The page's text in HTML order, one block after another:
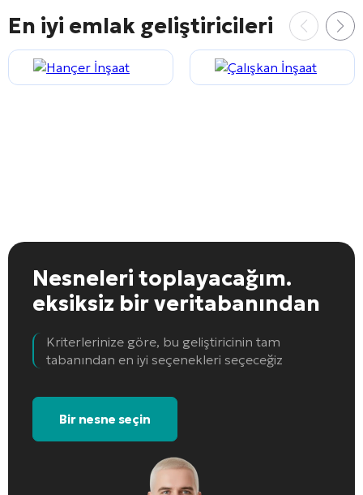
En iyi emlak geliştiricileri
Nesneleri toplayacağım.
eksiksiz bir veritabanından
Kriterlerinize göre, bu geliştiricinin tam
tabanından en iyi seçenekleri seçeceğiz
Bir nesne seçin